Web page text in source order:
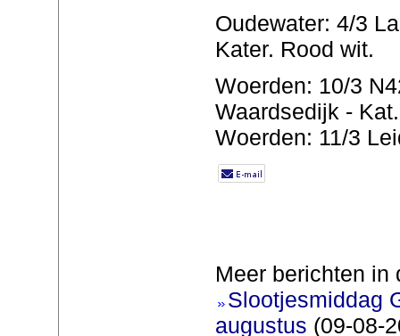
Oudewater: 4/3
Kater. Rood wit.
Woerden: 10/3
Waardsedijk -
Woerden: 11/3
Meer berichten in
Slootjesmiddag
augustus (09-08-